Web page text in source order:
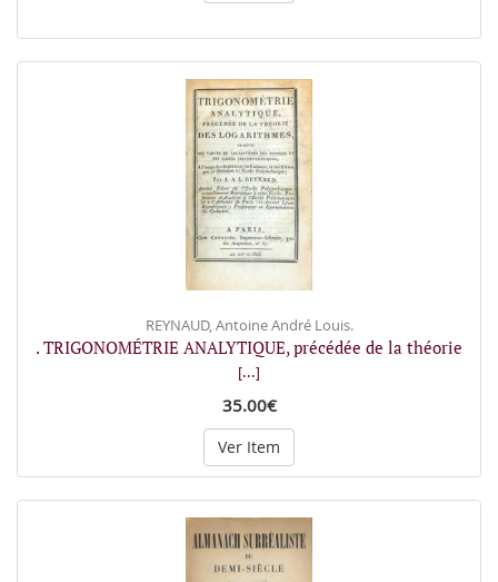
REYNAUD, Antoine André Louis.
. TRIGONOMÉTRIE ANALYTIQUE, précédée de la théorie
[...]
35.00€
Ver Item